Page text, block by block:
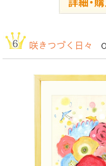
咲きつづく日々